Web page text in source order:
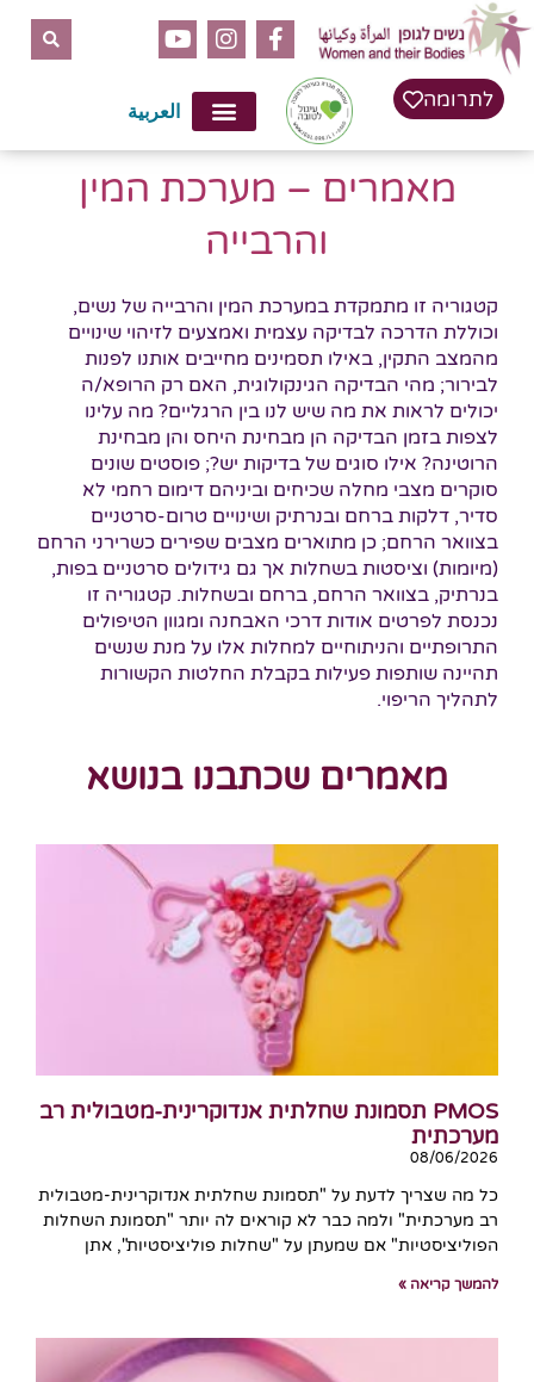
לתוכן
לתרומה العربية
מאמרים – מערכת המין
והרבייה
קטגוריה זו מתמקדת במערכת המין והרבייה של נשים,
וכוללת הדרכה לבדיקה עצמית ואמצעים לזיהוי שינויים
מהמצב התקין, באילו תסמינים מחייבים אותנו לפנות
לבירור; מהי הבדיקה הגינקולוגית, האם רק הרופא/ה
יכולים לראות את מה שיש לנו בין הרגליים? מה עלינו
לצפות בזמן הבדיקה הן מבחינת היחס והן מבחינת
הרוטינה? אילו סוגים של בדיקות יש?; פוסטים שונים
סוקרים מצבי מחלה שכיחים וביניהם דימום רחמי לא
סדיר, דלקות ברחם ובנרתיק ושינויים טרום-סרטניים
בצוואר הרחם; כן מתוארים מצבים שפירים כשרירני הרחם
(מיומות) וציסטות בשחלות אך גם גידולים סרטניים בפות,
בנרתיק, בצוואר הרחם, ברחם ובשחלות. קטגוריה זו
נכנסת לפרטים אודות דרכי האבחנה ומגוון הטיפולים
התרופתיים והניתוחיים למחלות אלו על מנת שנשים
תהיינה שותפות פעילות בקבלת החלטות הקשורות
לתהליך הריפוי.
מאמרים שכתבנו בנושא
PMOS תסמונת שחלתית אנדוקרינית-מטבולית רב
מערכתית
08/06/2026
כל מה שצריך לדעת על "תסמונת שחלתית אנדוקרינית-מטבולית
רב מערכתית" ולמה כבר לא קוראים לה יותר "תסמונת השחלות
הפוליציסטיות" אם שמעתן על "שחלות פוליציסטיות", אתן
להמשך קריאה »